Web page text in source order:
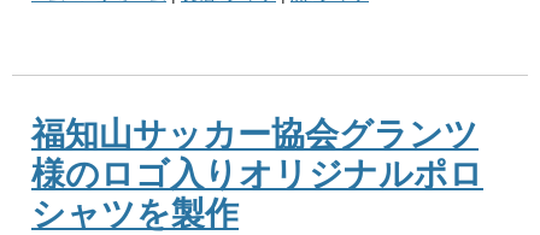
福知山サッカー協会グランツ
様のロゴ入りオリジナルポロ
シャツを製作